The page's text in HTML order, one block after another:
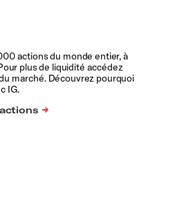
actions du monde entier, à
plus de liquidité accédez
marché. Découvrez pourquoi
IG.